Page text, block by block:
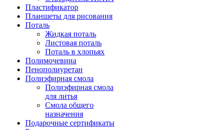
Пластификатор
Планшеты для рисования
Поталь
Жидкая поталь
Листовая поталь
Поталь в хлопьях
Полимочевина
Пенополиуретан
Полиэфирная смола
Полиэфирная смола
для литья
Смола общего
назначения
Подарочные сертификаты